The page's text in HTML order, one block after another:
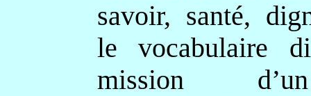
savoir, santé,
le vocabulaire
mission